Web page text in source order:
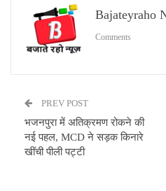
Bajateyraho
Comments
PREV POST
भजनपुरा में अतिक्रमण रोकने की
नई पहल, MCD ने सड़क किनारे
खींची पीली पट्टी